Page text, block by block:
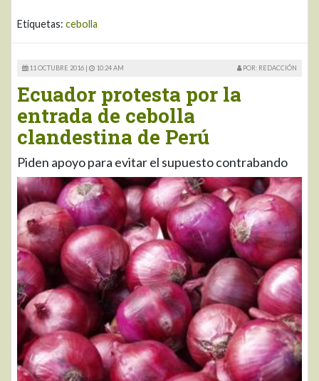
Etiquetas: cebolla
11 OCTUBRE 2016 | 10:24 AM POR: REDACCIÓN
Ecuador protesta por la
entrada de cebolla
clandestina de Perú
Piden apoyo para evitar el supuesto contrabando